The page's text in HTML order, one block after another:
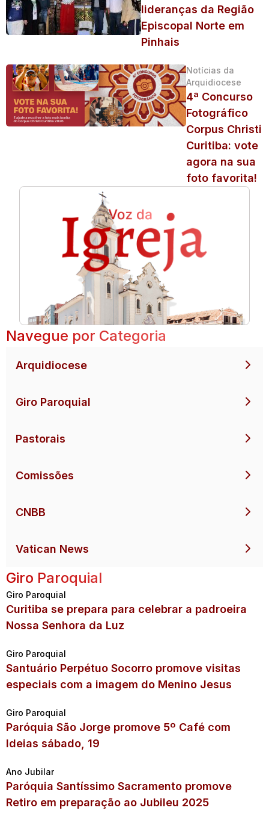
lideranças da Região
Episcopal Norte em
Pinhais
Notícias da
Arquidiocese
4ª Concurso
Fotográfico
Corpus Christi
Curitiba: vote
agora na sua
foto favorita!
Navegue por Categoria
Arquidiocese
Giro Paroquial
Pastorais
Comissões
CNBB
Vatican News
Giro Paroquial
Giro Paroquial
Curitiba se prepara para celebrar a padroeira
Nossa Senhora da Luz
Giro Paroquial
Santuário Perpétuo Socorro promove visitas
especiais com a imagem do Menino Jesus
Giro Paroquial
Paróquia São Jorge promove 5º Café com
Ideias sábado, 19
Ano Jubilar
Paróquia Santíssimo Sacramento promove
Retiro em preparação ao Jubileu 2025